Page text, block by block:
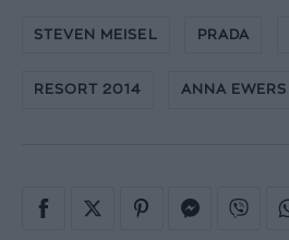
STEVEN MEISEL PRADA
RESORT 2014 ANNA EWERS